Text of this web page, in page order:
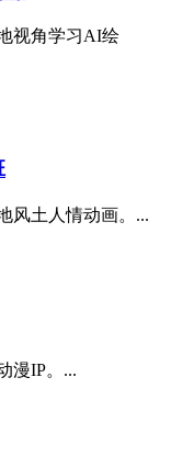
视角学习AI绘
风土人情动画。...
漫IP。...